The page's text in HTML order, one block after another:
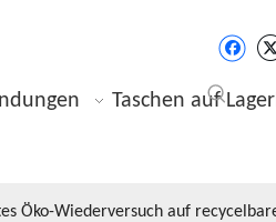
Taschen auf Lager
Öko-Wiederversuch auf